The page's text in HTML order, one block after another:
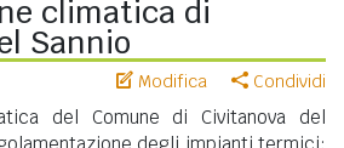
climatica di
Sannio
Modifica Condividi
del Comune di Civitanova del